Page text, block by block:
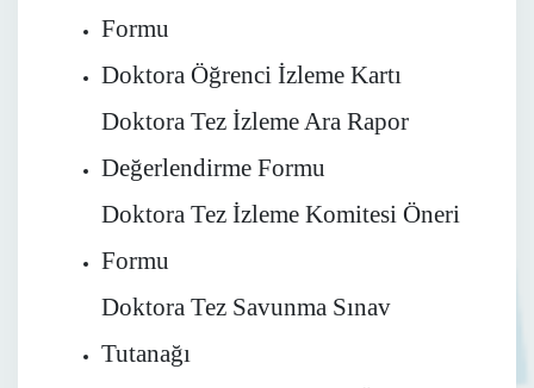
Formu
Doktora Öğrenci İzleme Kartı
Doktora Tez İzleme Ara Rapor
Değerlendirme Formu
Doktora Tez İzleme Komitesi Öneri
Formu
Doktora Tez Savunma Sınav
Tutanağı